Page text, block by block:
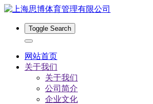
Toggle Search
网站首页
关于我们
关于我们
公司简介
企业文化